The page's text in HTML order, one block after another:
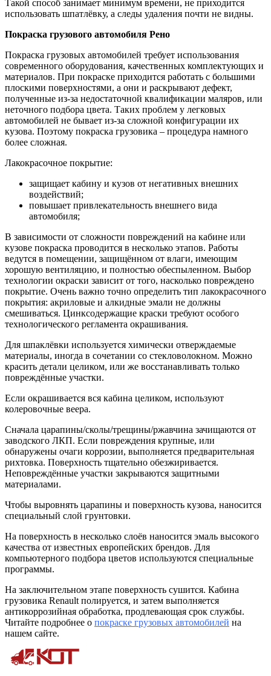
Такой способ занимает минимум времени, не приходится
использовать шпатлёвку, а следы удаления почти не видны.
Покраска грузового автомобиля Рено
Покраска грузовых автомобилей требует использования
современного оборудования, качественных комплектующих и
материалов. При покраске приходится работать с большими
плоскими поверхностями, а они и раскрывают дефект,
полученные из-за недостаточной квалификации маляров, или
неточного подбора цвета. Таких проблем у легковых
автомобилей не бывает из-за сложной конфигурации их
кузова. Поэтому покраска грузовика – процедура намного
более сложная.
Лакокрасочное покрытие:
защищает кабину и кузов от негативных внешних
воздействий;
повышает привлекательность внешнего вида
автомобиля;
В зависимости от сложности повреждений на кабине или
кузове покраска проводится в несколько этапов. Работы
ведутся в помещении, защищённом от влаги, имеющим
хорошую вентиляцию, и полностью обеспыленном. Выбор
технологии окраски зависит от того, насколько повреждено
покрытие. Очень важно точно определить тип лакокрасочного
покрытия: акриловые и алкидные эмали не должны
смешиваться. Цинксодержащие краски требуют особого
технологического регламента окрашивания.
Для шпаклёвки используется химически отверждаемые
материалы, иногда в сочетании со стекловолокном. Можно
красить детали целиком, или же восстанавливать только
повреждённые участки.
Если окрашивается вся кабина целиком, используют
колеровочные веера.
Сначала царапины/сколы/трещины/ржавчина зачищаются от
заводского ЛКП. Если повреждения крупные, или
обнаружены очаги коррозии, выполняется предварительная
рихтовка. Поверхность тщательно обезжиривается.
Неповреждённые участки закрываются защитными
материалами.
Чтобы выровнять царапины и поверхность кузова, наносится
специальный слой грунтовки.
На поверхность в несколько слоёв наносится эмаль высокого
качества от известных европейских брендов. Для
компьютерного подбора цветов используются специальные
программы.
На заключительном этапе поверхность сушится. Кабина
грузовика Renault полируется, и затем выполняется
антикоррозийная обработка, продлевающая срок службы.
Читайте подробнее о покраске грузовых автомобилей на
нашем сайте.